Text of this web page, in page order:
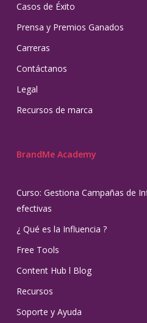
Casos de Éxito
Prensa y Premios Ganados
Carreras
Contáctanos
Legal
Recursos de marca
BrandMe Academy
Curso: Gestiona Campañas de
efectivas
¿ Qué es la Influencia ?
Free Tools
Content Hub l Blog
Recursos
Soporte y Ayuda